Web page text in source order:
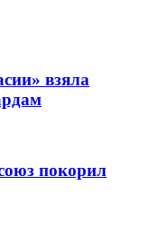
взяла
покорил